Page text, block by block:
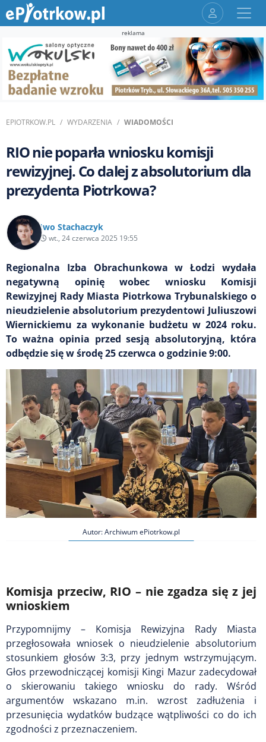
reklama
EPIOTRKOW.PL WYDARZENIA WIADOMOŚCI
RIO nie poparła wniosku komisji
rewizyjnej. Co dalej z absolutorium dla
prezydenta Piotrkowa?
Iwo Stachaczyk
wt., 24 czerwca 2025 19:55
Regionalna Izba Obrachunkowa w Łodzi wydała
negatywną opinię wobec wniosku Komisji
Rewizyjnej Rady Miasta Piotrkowa Trybunalskiego o
nieudzielenie absolutorium prezydentowi Juliuszowi
Wiernickiemu za wykonanie budżetu w 2024 roku.
To ważna opinia przed sesją absolutoryjną, która
odbędzie się w środę 25 czerwca o godzinie 9:00.
Autor: Archiwum ePiotrkow.pl
Komisja przeciw, RIO – nie zgadza się z jej
wnioskiem
Przypomnijmy – Komisja Rewizyjna Rady Miasta
przegłosowała wniosek o nieudzielenie absolutorium
stosunkiem głosów 3:3, przy jednym wstrzymującym.
Głos przewodniczącej komisji Kingi Mazur zadecydował
o skierowaniu takiego wniosku do rady. Wśród
argumentów wskazano m.in. wzrost zadłużenia i
przesunięcia wydatków budzące wątpliwości co do ich
zgodności z przeznaczeniem.